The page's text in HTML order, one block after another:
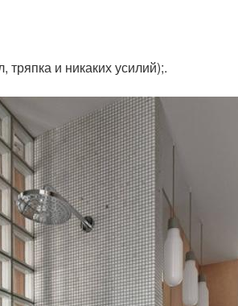
тряпка и никаких усилий);.